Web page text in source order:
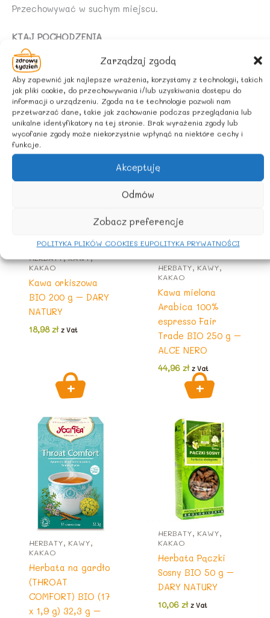
Zarządzaj zgodą
Aby zapewnić jak najlepsze wrażenia, korzystamy z technologii, takich
jak pliki cookie, do przechowywania i/lub uzyskiwania dostępu do
informacji o urządzeniu. Zgoda na te technologie pozwoli nam
przetwarzać dane, takie jak zachowanie podczas przeglądania lub
unikalne identyfikatory na tej stronie. Brak wyrażenia zgody lub
wycofanie zgody może niekorzystnie wpłynąć na niektóre cechy i
funkcje.
Akceptuję
Odmów
Zobacz preferencje
POLITYKA PLIKÓW COOKIES EUPOLITYKA PRYWATNOŚCI
Przechowywać w suchym miejscu.
KTAJ POCHODZENIA
SRI LANKA
Podobne produkty
HERBATY, KAWY,
KAKAO
Kawa orkiszowa
BIO 200 g – DARY
NATURY
18,98zł z Vat
HERBATY, KAWY,
KAKAO
Kawa mielona
Arabica 100%
espresso Fair
Trade BIO 250 g –
ALCE NERO
44,96 zł z Vat
HERBATY, KAWY,
KAKAO
Herbata na gardło
(THROAT
COMFORT) BIO (17
x 1,9 g) 32,3 g –
HERBATY, KAWY,
KAKAO
Herbata Pączki
Sosny BIO 50 g –
DARY NATURY
10,06 zł z Vat